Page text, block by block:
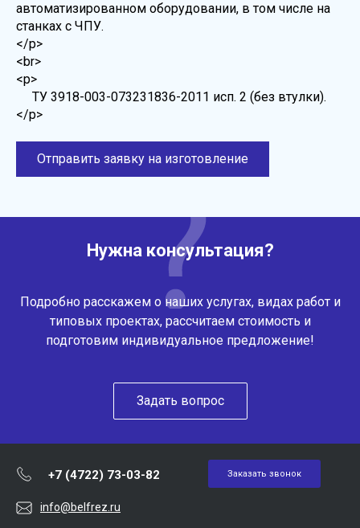
автоматизированном оборудовании, в том числе на
станках с ЧПУ.
</p>
<br>
<p>
ТУ 3918-003-073231836-2011 исп. 2 (без втулки).
</p>
Отправить заявку на изготовление
Нужна консультация?
Подробно расскажем о наших услугах, видах работ и
типовых проектах, рассчитаем стоимость и
подготовим индивидуальное предложение!
Задать вопрос
+7 (4722) 73-03-82 Заказать звонок
info@belfrez.ru